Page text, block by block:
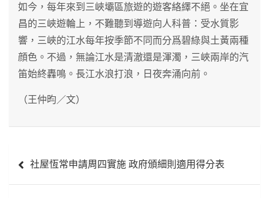
如今，每年來到三峽壩區旅遊的遊客絡繹不絕。坐在宜
昌的三峽遊輪上，不難聽到導遊向人科普：受水質影
響，三峽的江水每年按季節不同而分爲碧綠與土黃兩種
顔色。不過，無論江水是清澈還是渾濁，三峽兩岸的汽
笛始終轟鳴。長江水浪打浪，日夜奔涌向前。
（王仲昀／文）
章 社屋恆常申請周四實施 政府頒細則適用得分表